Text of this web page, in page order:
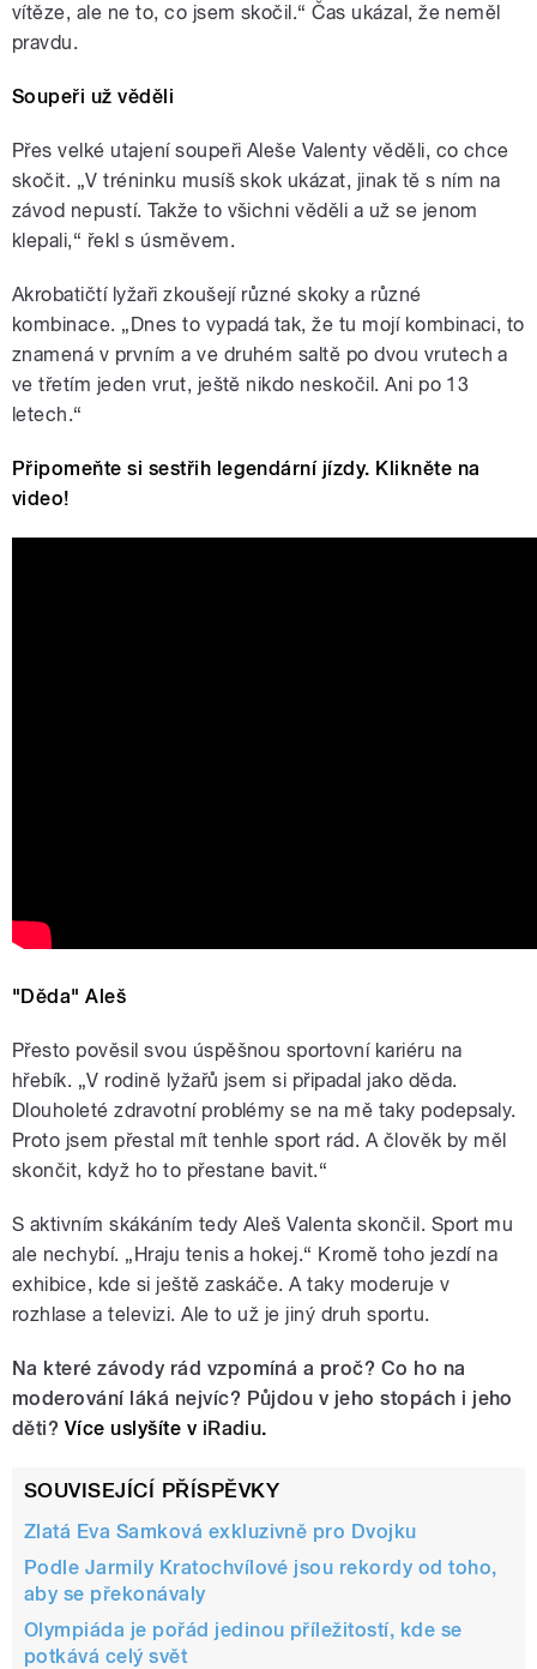
vítěze, ale ne to, co jsem skočil.“ Čas ukázal, že neměl
pravdu.
Soupeři už věděli
Přes velké utajení soupeři Aleše Valenty věděli, co chce
skočit. „V tréninku musíš skok ukázat, jinak tě s ním na
závod nepustí. Takže to všichni věděli a už se jenom
klepali,“ řekl s úsměvem.
Akrobatičtí lyžaři zkoušejí různé skoky a různé
kombinace. „Dnes to vypadá tak, že tu mojí kombinaci, to
znamená v prvním a ve druhém saltě po dvou vrutech a
ve třetím jeden vrut, ještě nikdo neskočil. Ani po 13
letech.“
Připomeňte si sestřih legendární jízdy. Klikněte na
video!
"Děda" Aleš
Přesto pověsil svou úspěšnou sportovní kariéru na
hřebík. „V rodině lyžařů jsem si připadal jako děda.
Dlouholeté zdravotní problémy se na mě taky podepsaly.
Proto jsem přestal mít tenhle sport rád. A člověk by měl
skončit, když ho to přestane bavit.“
S aktivním skákáním tedy Aleš Valenta skončil. Sport mu
ale nechybí. „Hraju tenis a hokej.“ Kromě toho jezdí na
exhibice, kde si ještě zaskáče. A taky moderuje v
rozhlase a televizi. Ale to už je jiný druh sportu.
Na které závody rád vzpomíná a proč? Co ho na
moderování láká nejvíc? Půjdou v jeho stopách i jeho
děti? Více uslyšíte v iRadiu.
SOUVISEJÍCÍ PŘÍSPĚVKY
Zlatá Eva Samková exkluzivně pro Dvojku
Podle Jarmily Kratochvílové jsou rekordy od toho,
aby se překonávaly
Olympiáda je pořád jedinou příležitostí, kde se
potkává celý svět